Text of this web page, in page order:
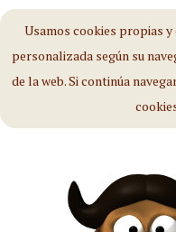
Usamos cookies propias
personalizada según su
de la web. Si continúa